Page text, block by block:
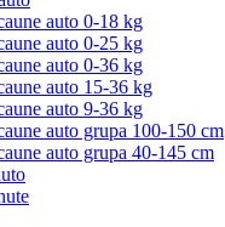
auto 0-18 kg
auto 0-25 kg
auto 0-36 kg
auto 15-36 kg
auto 9-36 kg
auto grupa 100-150 cm
auto grupa 40-145 cm